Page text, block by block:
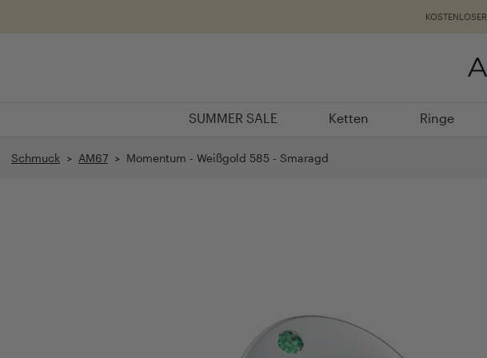
SUMMER SALE
SUMMER SALE
Ketten
Ketten
Ringe
Ringe
Schmuck > AM67 > Momentum - Weißgold 585 - Smaragd